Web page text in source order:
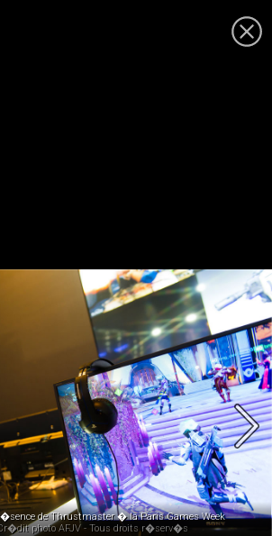
de Thrustmaster � la Paris Games Week
photo AFJV - Tous droits r�serv�s